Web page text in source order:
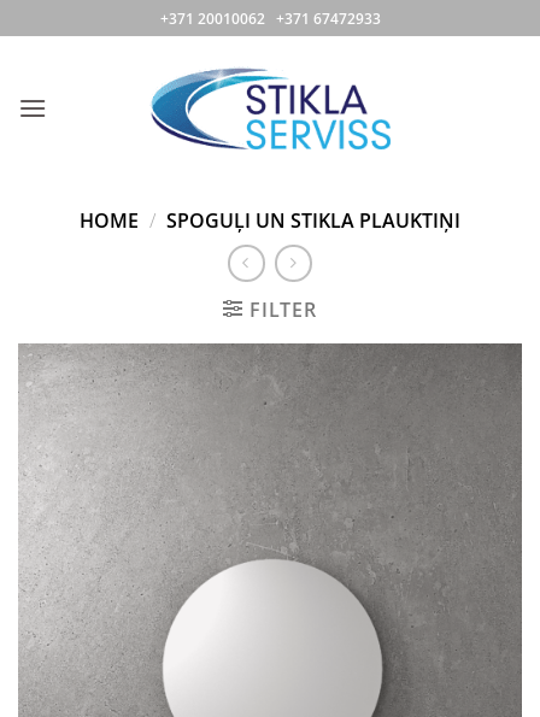
to
+371 20010062 +371 67472933
HOME / SPOGUĻI UN STIKLA PLAUKTIŅI
FILTER